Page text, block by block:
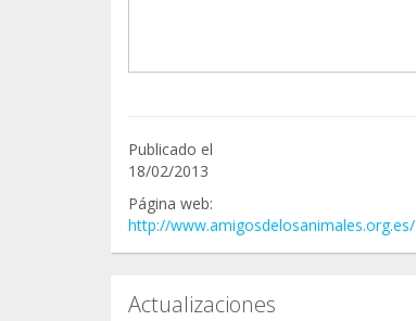
Publicado el
18/02/2013
Página web:
http://www.amigosdelosanimales.org.es/
Actualizaciones